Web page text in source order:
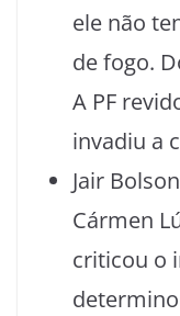
ele não
de fogo.
A PF
invadiu a
Jair
Cármen
criticou o